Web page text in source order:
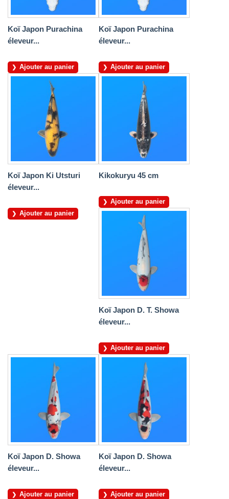
Koï Japon Purachina
éleveur...
Ajouter au panier
Koï Japon Purachina
éleveur...
Ajouter au panier
Koï Japon Ki Utsturi
éleveur...
Ajouter au panier
Kikokuryu 45 cm
Ajouter au panier
Koï Japon D. T. Showa
éleveur...
Ajouter au panier
Koï Japon D. Showa
éleveur...
Ajouter au panier
Koï Japon D. Showa
éleveur...
Ajouter au panier